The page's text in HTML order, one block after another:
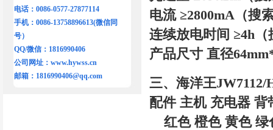
电话：0086-0577-27877114
手机：0086-13758896613(微信同
号）
QQ/微信：1816990406
公司网址： www.hywss.cn
邮箱： 1816990406@qq.com
电流 ≥2800mA（搜
连续放电时间 ≥4h（
产品尺寸 直径
三、海洋王
配件 主机 充电器 背
红色 橙色 黄色 绿